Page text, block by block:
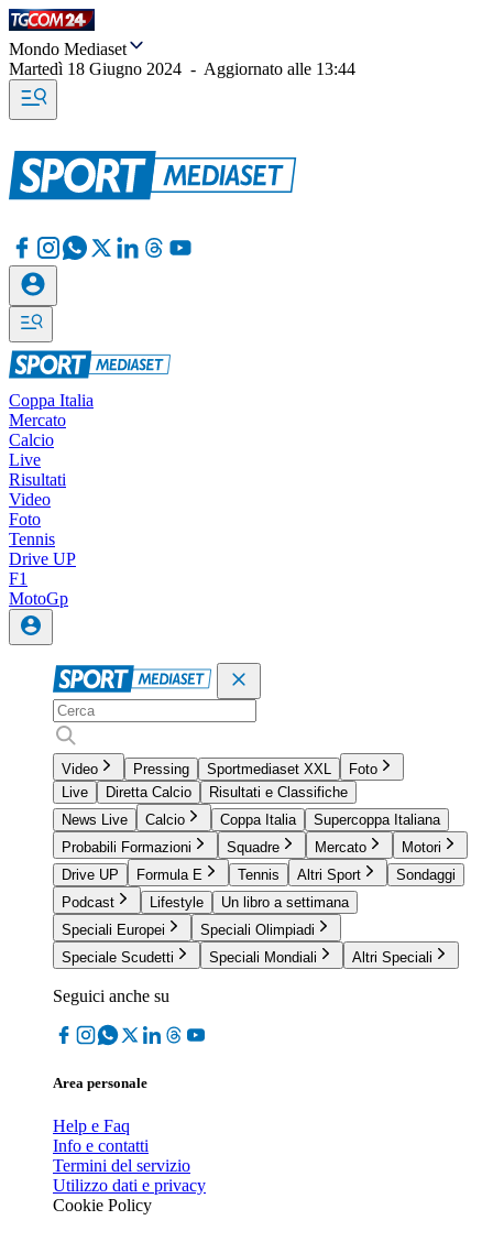
Mondo Mediaset
Martedì 18 Giugno 2024 - Aggiornato alle 13:44
Coppa Italia
Mercato
Calcio
Live
Risultati
Video
Foto
Tennis
Drive UP
F1
MotoGp
Video Pressing Sportmediaset XXL
Foto
Live
Diretta Calcio
Risultati e Classifiche
News Live
Calcio Coppa Italia
Supercoppa Italiana
Probabili Formazioni
Squadre Mercato
Motori
Drive UP
Formula E Tennis Altri Sport
Sondaggi
Podcast
Lifestyle
Un libro a settimana
Speciali Europei
Speciali Olimpiadi
Speciale Scudetti
Speciali Mondiali Altri Speciali
Seguici anche su
Area personale
Help e Faq
Info e contatti
Termini del servizio
Utilizzo dati e privacy
Cookie Policy